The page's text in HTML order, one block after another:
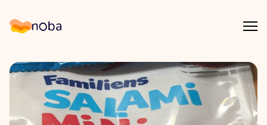
Noba